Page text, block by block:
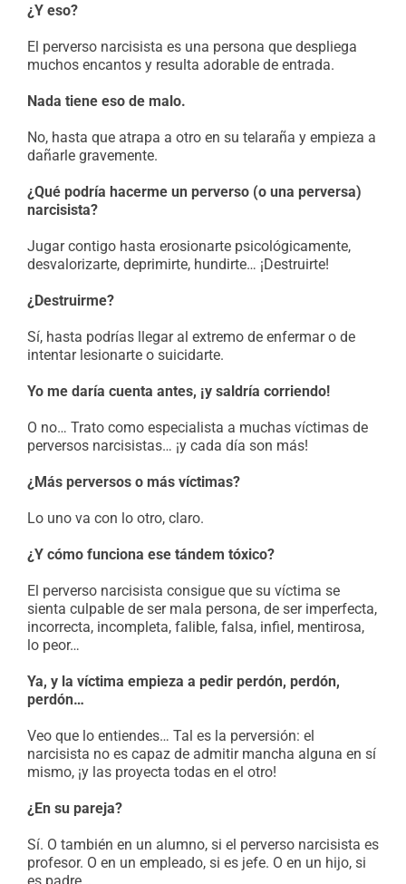
¿Y eso?
El perverso narcisista es una persona que despliega
muchos encantos y resulta adorable de entrada.
Nada tiene eso de malo.
No, hasta que atrapa a otro en su telaraña y empieza a
dañarle gravemente.
¿Qué podría hacerme un perverso (o una perversa)
narcisista?
Jugar contigo hasta erosionarte psicológicamente,
desvalorizarte, deprimirte, hundirte… ¡Destruirte!
¿Destruirme?
Sí, hasta podrías llegar al extremo de enfermar o de
intentar lesionarte o suicidarte.
Yo me daría cuenta antes, ¡y saldría corriendo!
O no… Trato como especialista a muchas víctimas de
perversos narcisistas… ¡y cada día son más!
¿Más perversos o más víctimas?
Lo uno va con lo otro, claro.
¿Y cómo funciona ese tándem tóxico?
El perverso narcisista consigue que su víctima se
sienta culpable de ser mala persona, de ser imperfecta,
incorrecta, incompleta, falible, falsa, infiel, mentirosa,
lo peor…
Ya, y la víctima empieza a pedir perdón, perdón,
perdón…
Veo que lo entiendes… Tal es la perversión: el
narcisista no es capaz de admitir mancha alguna en sí
mismo, ¡y las proyecta todas en el otro!
¿En su pareja?
Sí. O también en un alumno, si el perverso narcisista es
profesor. O en un empleado, si es jefe. O en un hijo, si
es padre…